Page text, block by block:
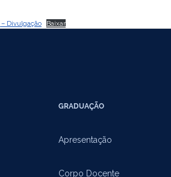
– Divulgação Baixar
GRADUAÇÃO
Apresentação
Corpo Docente